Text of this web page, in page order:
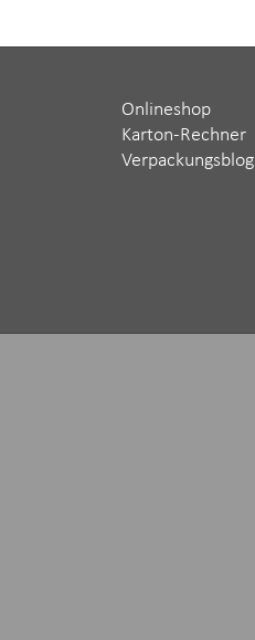
Onlineshop
Karton-Rechner
Verpackungsblog